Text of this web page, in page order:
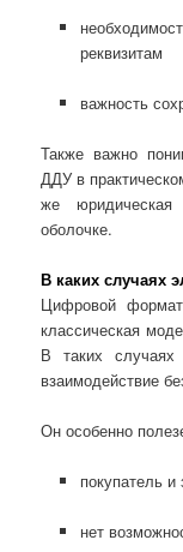
реквизитам
важность
Также важно
ДДУ в
же
оболочке.
В каких случаях
Цифровой
классическая
В таких случаях
взаимодействие
Он особенно
покупатель
нет